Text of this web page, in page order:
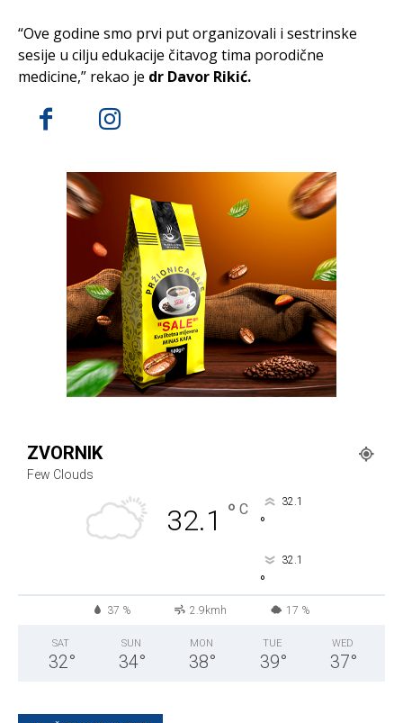
“Ove godine smo prvi put organizovali i sestrinske
sesije u cilju edukacije čitavog tima porodične
medicine,” rekao je dr Davor Rikić.
ZVORNIK
Few Clouds
32.1 ° C 32.1
°
32.1
°
37 % 2.9kmh 17 %
SAT
32°
SUN
34°
MON
38°
TUE
39°
WED
37°